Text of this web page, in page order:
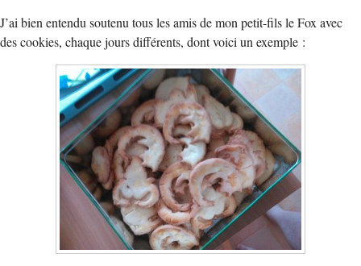
J’ai bien entendu soutenu tous les amis de mon petit-fils le Fox avec
des cookies, chaque jours différents, dont voici un exemple :